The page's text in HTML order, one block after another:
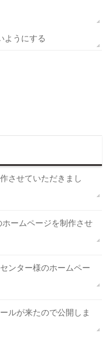
ようにする
させていただきまし
ームページを制作させ
ンター様のホームペー
ルが来たので公開しま